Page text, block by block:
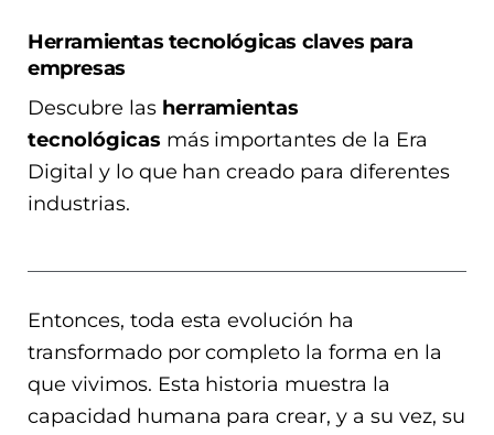
Herramientas tecnológicas claves para
empresas
Descubre las herramientas
tecnológicas más importantes de la Era
Digital y lo que han creado para diferentes
industrias.
Entonces, toda esta evolución ha
transformado por completo la forma en la
que vivimos. Esta historia muestra la
capacidad humana para crear, y a su vez, su